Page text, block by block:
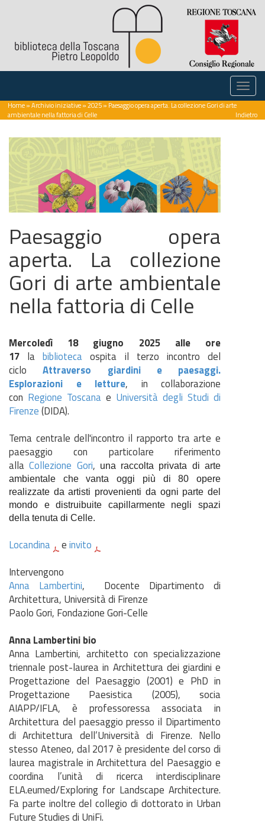
Home»Archivio iniziative»2025» Paesaggio opera aperta. La collezione Gori di arte
ambientale nella fattoria di Celle
Indietro
Paesaggio opera
aperta. La collezione
Gori di arte ambientale
nella fattoria di Celle
Mercoledì 18 giugno 2025 alle ore
17 labiblioteca ospita il terzo incontro del
cicloAttraverso giardini e paesaggi.
Esplorazioni e letture, in collaborazione
con Regione Toscana e Università degli Studi di
Firenze(DIDA).
Tema centrale dell'incontro il rapporto tra arte e
paesaggio con particolare riferimento
allaCollezione Gori, una raccolta privata di arte
ambientale che vanta oggi più di 80 opere
realizzate da artisti provenienti da ogni parte del
mondo e distruibuite capillarmente negli spazi
della tenuta di Celle.
Locandina einvito
Intervengono
Anna Lambertini, Docente Dipartimento di
Architettura, Università di Firenze
Paolo Gori, Fondazione Gori-Celle
Anna Lambertini bio
Anna Lambertini, architetto con specializzazione
triennale post-laurea in Architettura dei giardini e
Progettazione del Paesaggio (2001) e PhD in
Progettazione Paesistica (2005), socia
AIAPP/IFLA, è professoressa associata in
Architettura del paesaggio presso il Dipartimento
di Architettura dell’Università di Firenze. Nello
stesso Ateneo, dal 2017 è presidente del corso di
laurea magistrale in Architettura del Paesaggio e
coordina l’unità di ricerca interdisciplinare
ELA.eumed/Exploring for Landscape Architecture.
Fa parte inoltre del collegio di dottorato in Urban
Future Studies di UniFi.